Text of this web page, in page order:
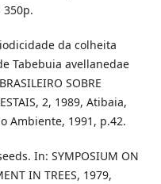
350p.
da colheita
Tabebuia avellanedae
SOBRE
2, 1989, Atibaia,
Ambiente, 1991, p.42.
In: SYMPOSIUM ON
IN TREES, 1979,